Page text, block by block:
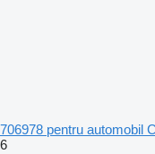
706978 pentru automobil
6